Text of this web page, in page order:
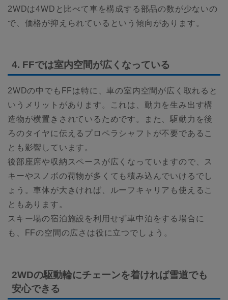
2WDは4WDと比べて車を構成する部品の数が少ないの
で、価格が抑えられているという傾向があります。
4. FFでは室内空間が広くなっている
2WDの中でもFFは特に、車の室内空間が広く取れると
いうメリットがあります。これは、動力を生み出す構
造物が横置きされているためです。また、駆動力を後
ろのタイヤに伝えるプロペラシャフトが不要であるこ
とも影響しています。
後部座席や収納スペースが広くなっていますので、ス
キーやスノボの荷物が多くても積み込んでいけるでし
ょう。車体が大きければ、ルーフキャリアも使えるこ
ともあります。
スキー場の宿泊施設を利用せず車中泊をする場合に
も、FFの空間の広さは役に立つでしょう。
2WDの駆動輪にチェーンを着ければ雪道でも
安心できる